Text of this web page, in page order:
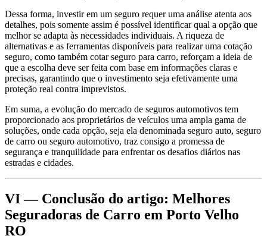
Dessa forma, investir em um seguro requer uma análise atenta aos
detalhes, pois somente assim é possível identificar qual a opção que
melhor se adapta às necessidades individuais. A riqueza de
alternativas e as ferramentas disponíveis para realizar uma cotação
seguro, como também cotar seguro para carro, reforçam a ideia de
que a escolha deve ser feita com base em informações claras e
precisas, garantindo que o investimento seja efetivamente uma
proteção real contra imprevistos.
Em suma, a evolução do mercado de seguros automotivos tem
proporcionado aos proprietários de veículos uma ampla gama de
soluções, onde cada opção, seja ela denominada seguro auto, seguro
de carro ou seguro automotivo, traz consigo a promessa de
segurança e tranquilidade para enfrentar os desafios diários nas
estradas e cidades.
VI — Conclusão do artigo: Melhores
Seguradoras de Carro em Porto Velho
RO